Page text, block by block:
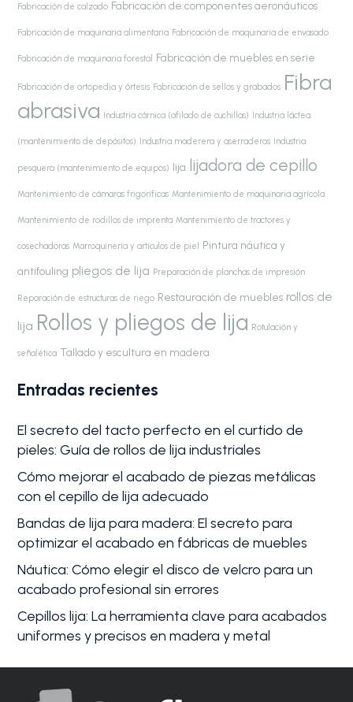
Fabricación de calzado Fabricación de componentes aeronáuticos
Fabricación de maquinaria alimentaria Fabricación de maquinaria de envasado
Fabricación de maquinaria forestal Fabricación de muebles en serie
Fabricación de ortopedia y órtesis Fabricación de sellos y grabados Fibra
abrasiva
Industria cárnica (afilado de cuchillas) Industria láctea
(mantenimiento de depósitos) Industria maderera y aserraderos Industria
pesquera (mantenimiento de equipos) lija lijadora de cepillo
Mantenimiento de cámaras frigoríficas Mantenimiento de maquinaria agrícola
Mantenimiento de rodillos de imprenta Mantenimiento de tractores y
cosechadoras Marroquinería y artículos de piel Pintura náutica y
antifouling pliegos de lija Preparación de planchas de impresión
Reparación de estructuras de riego Restauración de muebles rollos de
lija Rollos y pliegos de lija Rotulación y
señalética Tallado y escultura en madera
Entradas recientes
El secreto del tacto perfecto en el curtido de
pieles: Guía de rollos de lija industriales
Cómo mejorar el acabado de piezas metálicas
con el cepillo de lija adecuado
Bandas de lija para madera: El secreto para
optimizar el acabado en fábricas de muebles
Náutica: Cómo elegir el disco de velcro para un
acabado profesional sin errores
Cepillos lija: La herramienta clave para acabados
uniformes y precisos en madera y metal